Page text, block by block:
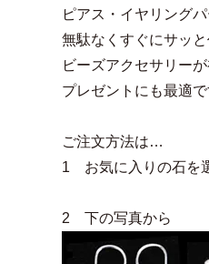
ピアス・イヤリング
無駄なくすぐにサッと
ビーズアクセサリー
プレゼントにも最適で
ご注文方法は…
1 お気に入りの石を
2 下の写真から